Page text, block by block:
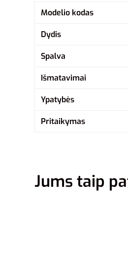
Modelio kodas
Dydis
Spalva
Išmatavimai
Ypatybės
Pritaikymas
Jums taip